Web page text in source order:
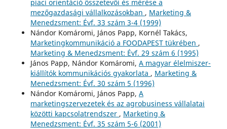
piaci orientáció összetevői és mérése a
mezőgazdasági vállalkozásokban , Marketing &
Menedzsment: Évf. 33 szám 3-4 (1999)
Nándor Komáromi, János Papp, Kornél Takács,
Marketingkommunikáció a FOODAPEST tükrében ,
Marketing & Menedzsment: Évf. 29 szám 6 (1995)
János Papp, Nándor Komáromi, A magyar élelmiszer-
kiállítók kommunikációs gyakorlata , Marketing &
Menedzsment: Évf. 30 szám 5 (1996)
Nándor Komáromi, János Papp, A
marketingszervezetek és az agrobusiness vállalatai
közötti kapcsolatrendszer , Marketing &
Menedzsment: Évf. 35 szám 5-6 (2001)